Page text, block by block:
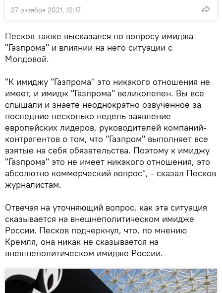
27 октября 2021, 12:17
Песков также высказался по вопросу имиджа
"Газпрома" и влиянии на него ситуации с
Молдовой.
"К имиджу "Газпрома" это никакого отношения не
имеет, и имидж "Газпрома" великолепен. Вы все
слышали и знаете неоднократно озвученное за
последние несколько недель заявление
европейских лидеров, руководителей компаний-
контрагентов о том, что "Газпром" выполняет все
взятые на себя обязательства. Поэтому к имиджу
"Газпрома" это не имеет никакого отношения, это
абсолютно коммерческий вопрос", - сказал Песков
журналистам.
Отвечая на уточняющий вопрос, как эта ситуация
сказывается на внешнеполитическом имидже
России, Песков подчеркнул, что, по мнению
Кремля, она никак не сказывается на
внешнеполитическом имидже России.